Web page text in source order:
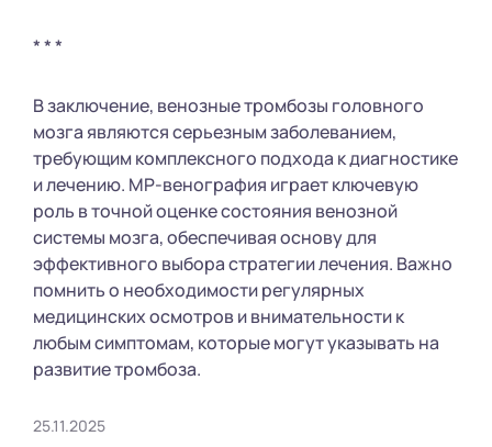
* * *
В заключение, венозные тромбозы головного
мозга являются серьезным заболеванием,
требующим комплексного подхода к диагностике
и лечению. МР-венография играет ключевую
роль в точной оценке состояния венозной
системы мозга, обеспечивая основу для
эффективного выбора стратегии лечения. Важно
помнить о необходимости регулярных
медицинских осмотров и внимательности к
любым симптомам, которые могут указывать на
развитие тромбоза.
25.11.2025